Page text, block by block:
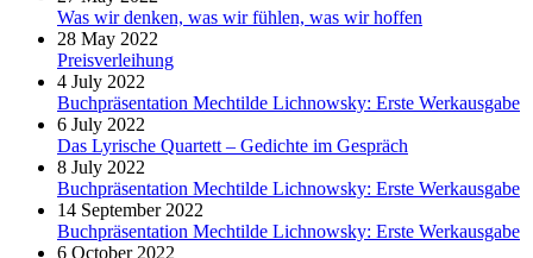
Was wir denken, was wir fühlen, was wir hoffen
28 May 2022
Preisverleihung
4 July 2022
Buchpräsentation Mechtilde Lichnowsky: Erste Werkausgabe
6 July 2022
Das Lyrische Quartett – Gedichte im Gespräch
8 July 2022
Buchpräsentation Mechtilde Lichnowsky: Erste Werkausgabe
14 September 2022
Buchpräsentation Mechtilde Lichnowsky: Erste Werkausgabe
6 October 2022